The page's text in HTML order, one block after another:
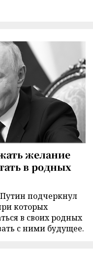
желание
в родных
подчеркнул
которых
в своих родных
с ними будущее.